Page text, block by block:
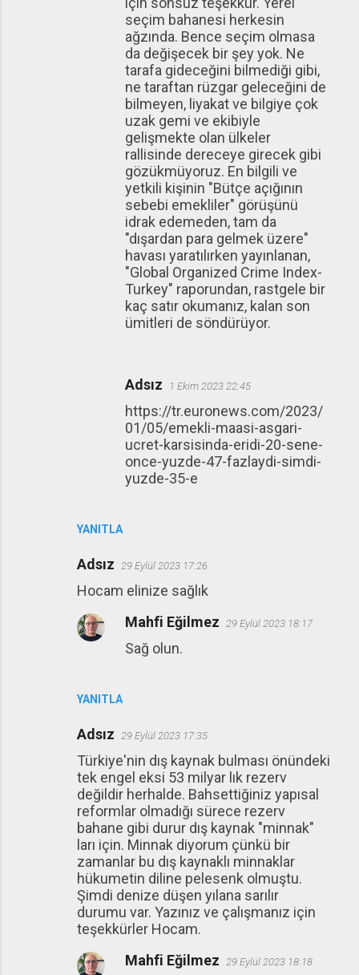
YANITLA
seçim bahanesi herkesin
ağzında. Bence seçim olmasa
da değişecek bir şey yok. Ne
tarafa gideceğini bilmediği gibi,
ne taraftan rüzgar geleceğini de
bilmeyen, liyakat ve bilgiye çok
uzak gemi ve ekibiyle
gelişmekte olan ülkeler
rallisinde dereceye girecek gibi
gözükmüyoruz. En bilgili ve
yetkili kişinin "Bütçe açığının
sebebi emekliler" görüşünü
idrak edemeden, tam da
"dışardan para gelmek üzere"
havası yaratılırken yayınlanan,
"Global Organized Crime Index-
Turkey" raporundan, rastgele bir
kaç satır okumanız, kalan son
ümitleri de söndürüyor.
Adsız 1 Ekim 2023 22:45
https://tr.euronews.com/2023/
01/05/emekli-maasi-asgari-
ucret-karsisinda-eridi-20-sene-
once-yuzde-47-fazlaydi-simdi-
yuzde-35-e
Adsız 29 Eylül 2023 17:26
Hocam elinize sağlık
YANITLA
Mahfi Eğilmez 29 Eylül 2023 18:17
Sağ olun.
Adsız 29 Eylül 2023 17:35
Türkiye'nin dış kaynak bulması önündeki
tek engel eksi 53 milyar lık rezerv
değildir herhalde. Bahsettiğiniz yapısal
reformlar olmadığı sürece rezerv
bahane gibi durur dış kaynak "minnak"
ları için. Minnak diyorum çünkü bir
zamanlar bu dış kaynaklı minnaklar
hükumetin diline pelesenk olmuştu.
Şimdi denize düşen yılana sarılır
durumu var. Yazınız ve çalışmanız için
teşekkürler Hocam.
Mahfi Eğilmez 29 Eylül 2023 18:18